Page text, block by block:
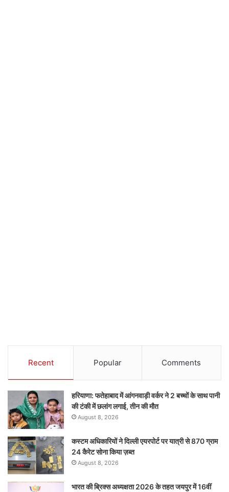
Recent Popular Comments
हरियाणा: फतेहाबाद में आंगनवाड़ी वर्कर ने 2 बच्चों के साथ पानी
की टंकी में छलांग लगाई, तीन की मौत
August 8, 2026
कस्टम अधिकारियों ने दिल्ली एयरपोर्ट पर यात्री से 870 ग्राम
24 कैरेट सोना किया ज़ब्त
August 8, 2026
भारत की ब्रिक्‍स अध्यक्षता 2026 के तहत जयपुर में 16वीं